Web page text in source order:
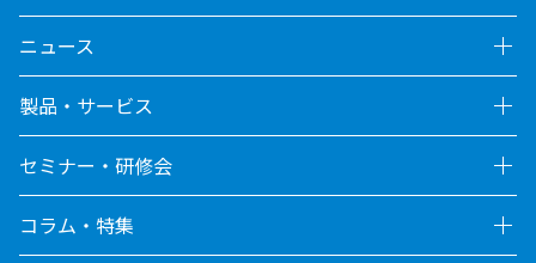
ニュース
製品・サービス
セミナー・研修会
コラム・特集